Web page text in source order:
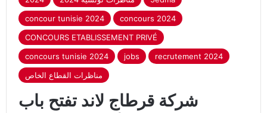
concour tunisie 2024
concours 2024
CONCOURS ETABLISSEMENT PRIVÉ
concours tunisie 2024
jobs
recrutement 2024
مناظرات القطاع الخاص
شركة قرطاج لاند تفتح باب